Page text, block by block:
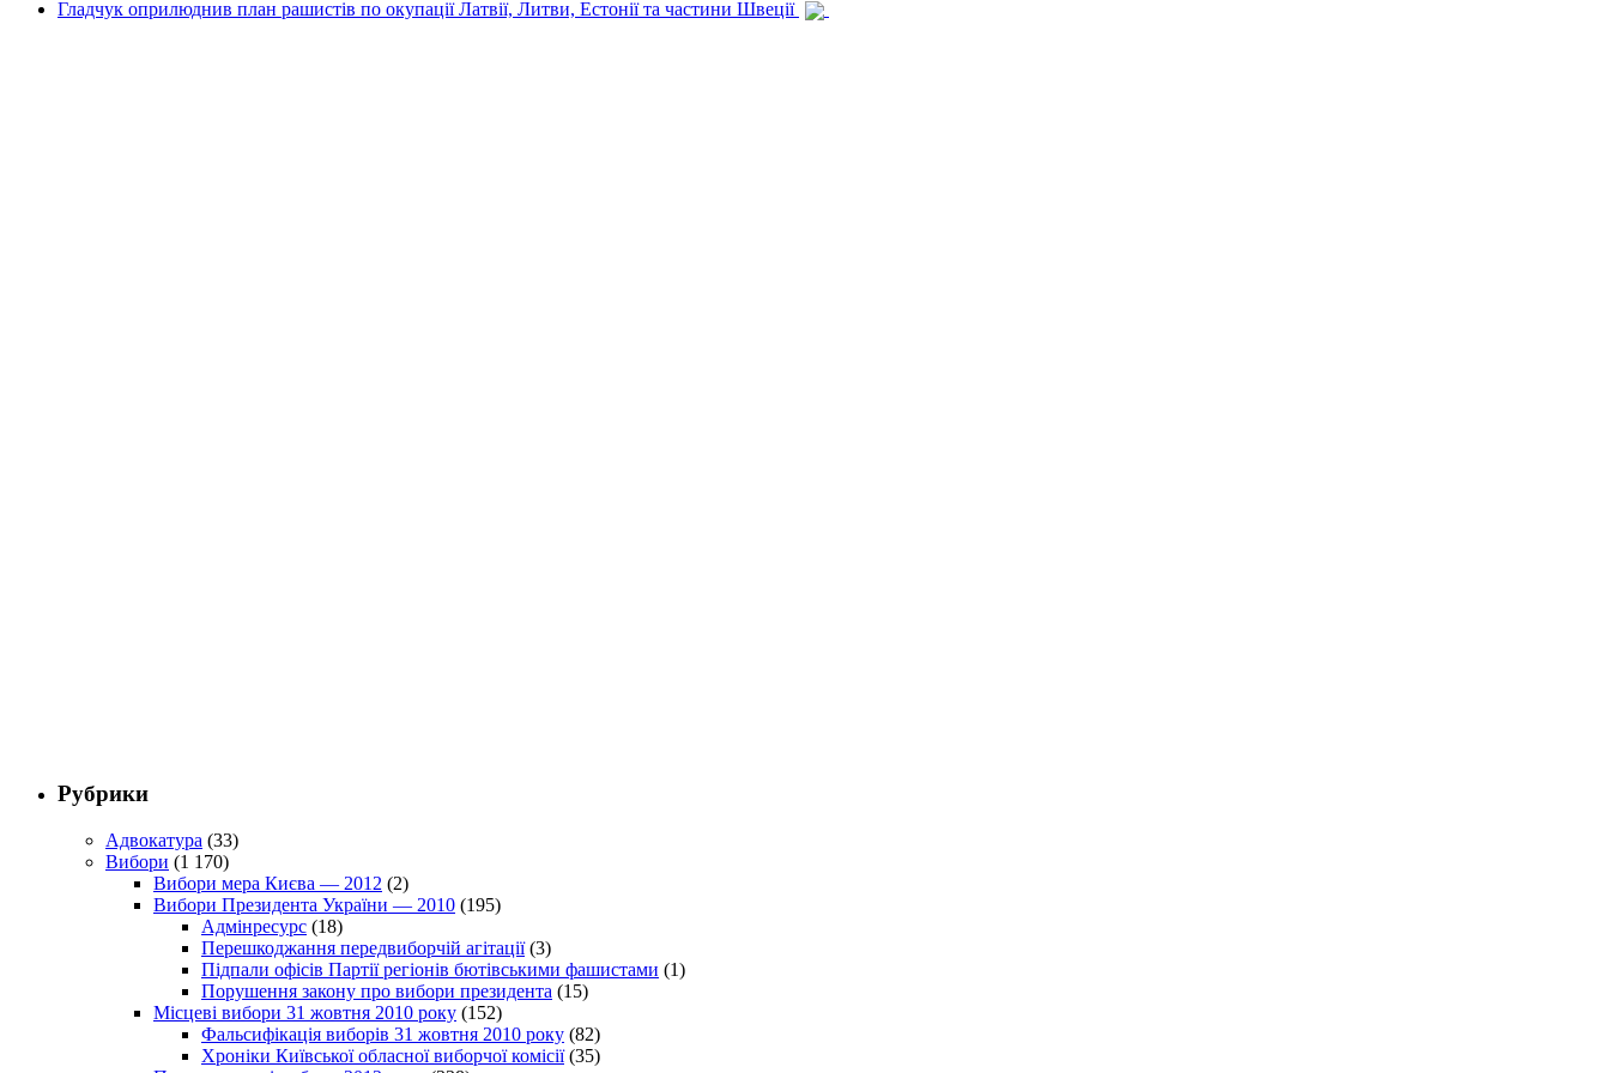
Гладчук оприлюднив план рашистів по окупації Латвії, Литви, Естонії та частини Швеції
Рубрики
Адвокатура (33)
Вибори (1 170)
Вибори мера Києва — 2012 (2)
Вибори Президента України — 2010 (195)
Адмінресурс (18)
Перешкоджання передвиборчій агітації(3)
Підпали офісів Партії регіонів бютівськими фашистами (1)
Порушення закону про вибори президента (15)
Місцеві вибори 31 жовтня 2010 року (152)
Фальсифікація виборів 31 жовтня 2010 року (82)
Хроніки Київської обласної виборчої комісії(35)